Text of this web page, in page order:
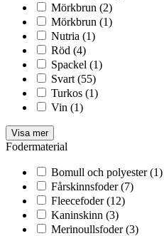
Mörkbrun (2)
Mörkbrun (1)
Nutria (1)
Röd (4)
Spackel (1)
Svart (55)
Turkos (1)
Vin (1)
Visa mer
Fodermaterial
Bomull och polyester (1)
Fårskinnsfoder (7)
Fleecefoder (12)
Kaninskinn (3)
Merinoullsfoder (3)